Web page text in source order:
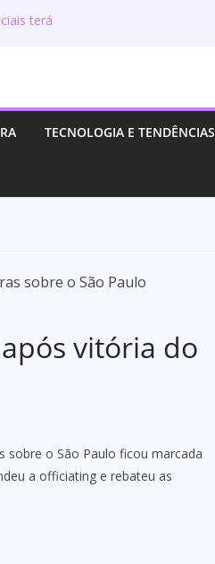
terá
funciona o
TECNOLOGIA E TENDÊNCIAS
vitória do
sobre o São Paulo ficou marcada
a officiating e rebateu as